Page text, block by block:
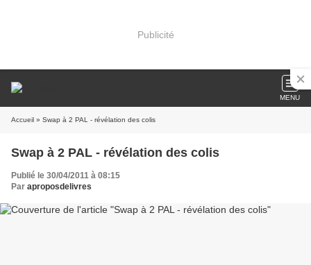
Publicité
MENU
Accueil » Swap à 2 PAL - révélation des colis
Swap à 2 PAL - révélation des colis
Publié le 30/04/2011 à 08:15
Par aproposdelivres